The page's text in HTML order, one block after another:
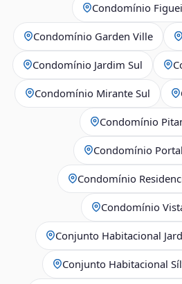
Condomínio
Condomínio Garden Ville
Condomínio Jardim Sul
Condomínio Mirante Sul
Condomínio
Condomínio
Condomínio
Condomínio
Conjunto Habitacional
Conjunto Habitacional